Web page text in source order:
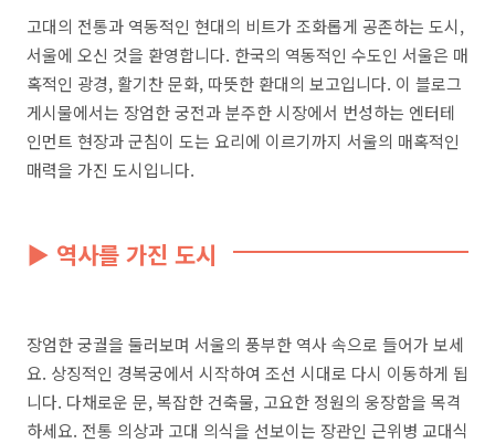
고대의 전통과 역동적인 현대의 비트가 조화롭게 공존하는 도시,
서울에 오신 것을 환영합니다. 한국의 역동적인 수도인 서울은 매
혹적인 광경, 활기찬 문화, 따뜻한 환대의 보고입니다. 이 블로그
게시물에서는 장엄한 궁전과 분주한 시장에서 번성하는 엔터테
인먼트 현장과 군침이 도는 요리에 이르기까지 서울의 매혹적인
매력을 가진 도시입니다.
▶ 역사를 가진 도시
장엄한 궁궐을 둘러보며 서울의 풍부한 역사 속으로 들어가 보세
요. 상징적인 경복궁에서 시작하여 조선 시대로 다시 이동하게 됩
니다. 다채로운 문, 복잡한 건축물, 고요한 정원의 웅장함을 목격
하세요. 전통 의상과 고대 의식을 선보이는 장관인 근위병 교대식